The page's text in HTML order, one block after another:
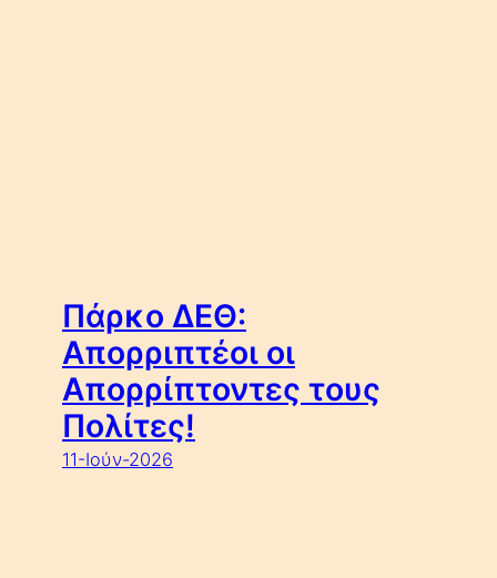
Πάρκο ΔΕΘ:
Απορριπτέοι οι
Απορρίπτοντες τους
Πολίτες!
11-Ιούν-2026